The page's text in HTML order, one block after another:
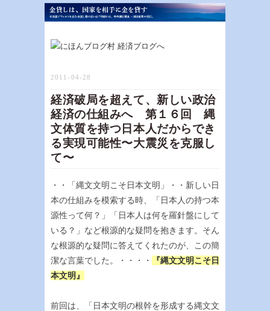
2011-04-28
経済破局を超えて、新しい政治
経済の仕組みへ 第１６回 縄
文体質を持つ日本人だからでき
る実現可能性〜大震災を克服し
て〜
・・「縄文文明こそ日本文明」・・新しい日
本の仕組みを模索する時、「日本人の持つ本
源性って何？」「日本人は何を羅針盤にして
いる？」など根源的な疑問を抱きます。そん
な根源的な疑問に答えてくれたのが、この簡
潔な言葉でした。・・・・
『縄文文明こそ日
本文明』
前回は、「日本文明の根幹を形成する縄文文